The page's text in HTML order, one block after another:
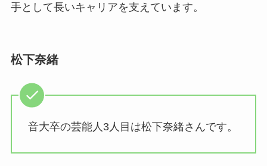
手として長いキャリアを支えています。
松下奈緒
音大卒の芸能人3人目は松下奈緒さんです。